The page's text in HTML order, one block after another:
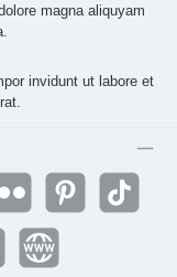
magna aliquyam
invidunt ut labore et
Pinterest TikTok
Website